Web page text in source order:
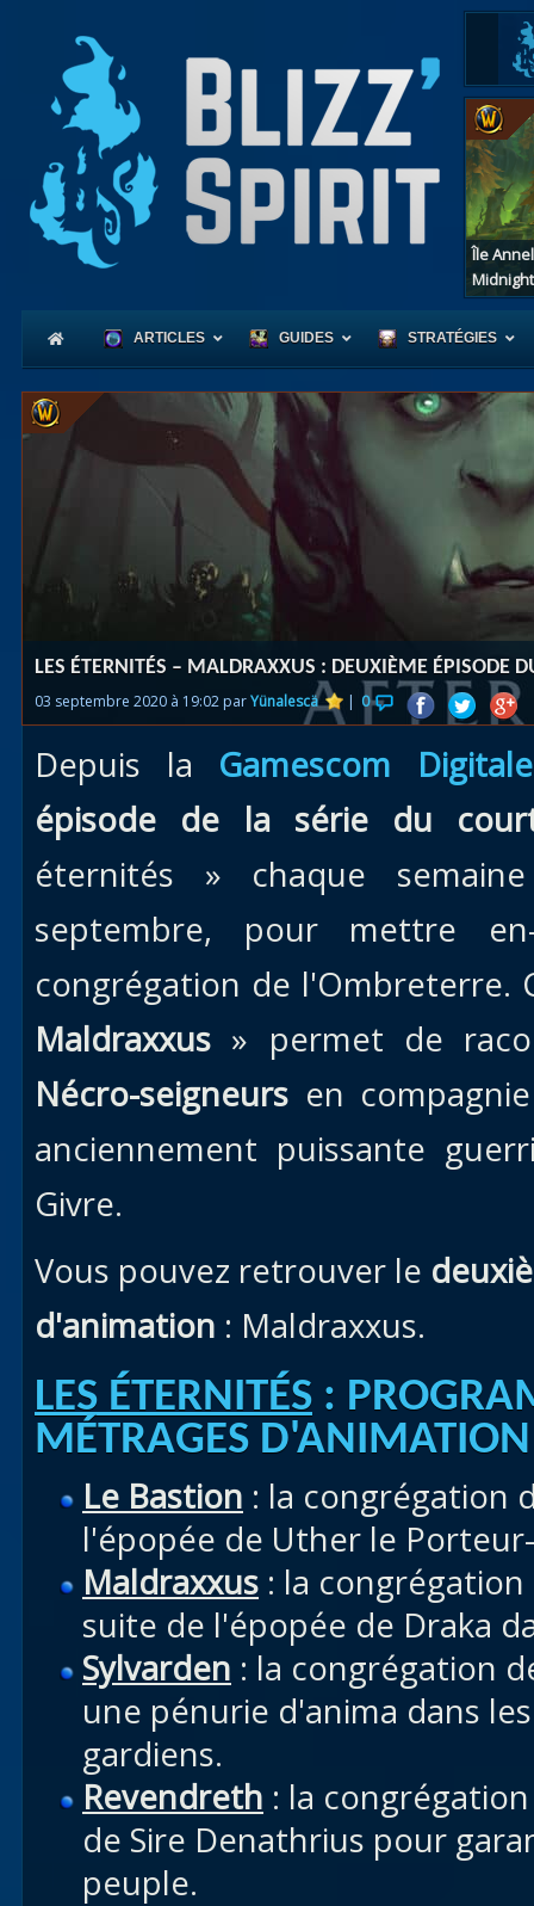
Île
Midnight
ARTICLES GUIDES
Coeur
Races
alliées
des îles
Uldum
Val
STRATÉGIES
LES ÉTERNITÉS – MALDRAXXUS : DEUXIÈME ÉPISODE
03 septembre 2020 à 19:02 parYünalescä | 0
Depuis la Gamescom Digitale
épisode de la série du
éternités » chaque
septembre, pour mettre
congrégation de l'Ombreterre.
Maldraxxus » permet de
Nécro-seigneurs en
anciennement puissante
Givre.
Vous pouvez retrouver le
d'animation : Maldraxxus.
LES ÉTERNITÉS :
MÉTRAGES D'ANIMATION
Le Bastion : la congrégation
l'épopée de Uther le
Maldraxxus : la
suite de l'épopée de Draka
Sylvarden : la congrégation
une pénurie d'anima dans
gardiens.
Revendreth : la
de Sire Denathrius pour
peuple.